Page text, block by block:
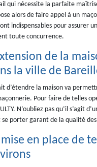
qui nécessite la parfaite
alors de faire appel à un
indispensables pour assurer
toute concurrence.
de la
la ville de
d’étendre la maison va
Pour faire de telles
N’oubliez pas qu’il s’agit
se porter garant de la qualité
mise en place de